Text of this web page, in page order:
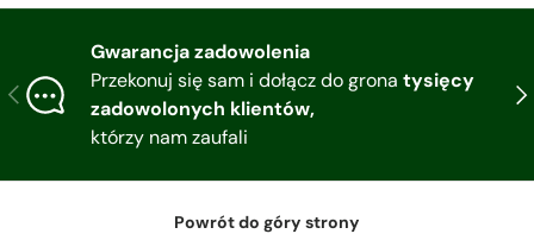
Poprzedni
Gwarancja zadowolenia
Przekonuj się sam i dołącz do grona tysięcy
zadowolonych klientów,
którzy nam zaufali
Powrót do góry strony